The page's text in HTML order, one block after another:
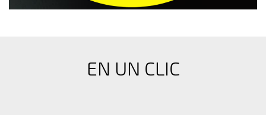
EN UN CLIC